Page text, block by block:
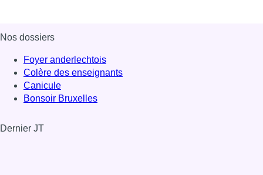
Nos dossiers
Foyer anderlechtois
Colère des enseignants
Canicule
Bonsoir Bruxelles
Dernier JT